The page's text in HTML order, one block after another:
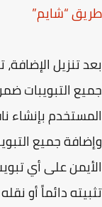
“شايم”
تنزيل الإضافة،
التبويبات ضمن
بإنشاء
جميع
على أي تبويب
دائماً أو نقله